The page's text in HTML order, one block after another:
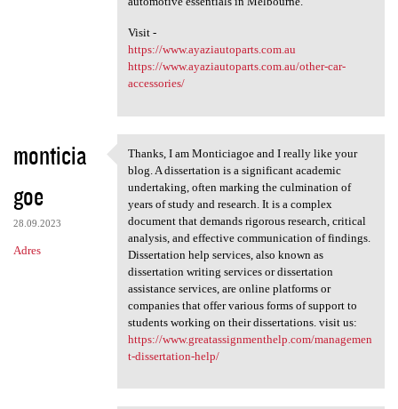
Visit -
https://www.ayaziautoparts.com.au
https://www.ayaziautoparts.com.au/other-car-
accessories/
monticia
goe
28.09.2023
Adres
Thanks, I am Monticiagoe and
Thanks, I am Monticiagoe and I really like your
blog. A dissertation is a significant academic
undertaking, often marking the culmination of
years of study and research. It is a complex
document that demands rigorous research, critical
analysis, and effective communication of findings.
Dissertation help services, also known as
dissertation writing services or dissertation
assistance services, are online platforms or
companies that offer various forms of support to
students working on their dissertations. visit us:
https://www.greatassignmenthelp.com/managemen
t-dissertation-help/